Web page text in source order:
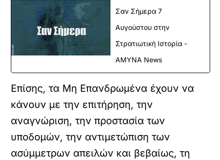
Σαν Σήμερα 7
Αυγούστου στην
Στρατιωτική Ιστορία -
ΑΜΥΝΑ News
Επίσης, τα Μη Επανδρωμένα έχουν να
κάνουν με την επιτήρηση, την
αναγνώριση, την προστασία των
υποδομών, την αντιμετώπιση των
ασύμμετρων απειλών και βεβαίως, τη